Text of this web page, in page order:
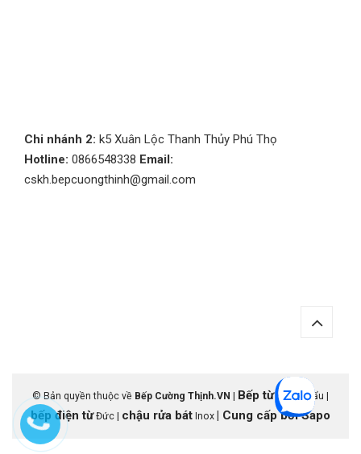
Chi nhánh 2: k5 Xuân Lộc Thanh Thủy Phú Thọ
Hotline: 0866548338 Email:
cskh.bepcuongthinh@gmail.com
© Bản quyền thuộc về Bếp Cường Thịnh.VN Bếp từ nhập khẩu |
bếp điện từĐức | chậu rửa bát Inox | Cung cấp bởiSapo